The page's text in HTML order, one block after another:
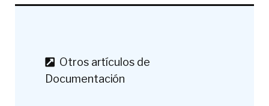
Otros artículos de
Documentación